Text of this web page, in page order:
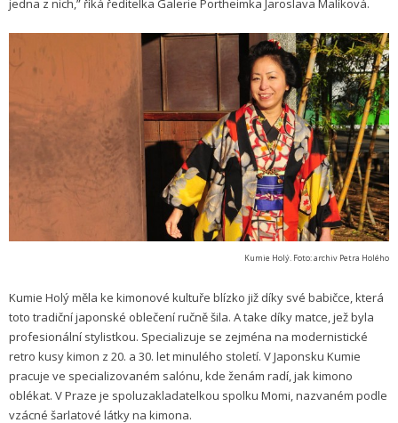
jedna z nich,” říká ředitelka Galerie Portheimka Jaroslava Malíková.
Kumie Holý. Foto: archiv Petra Holého
Kumie Holý měla ke kimonové kultuře blízko již díky své babičce, která
toto tradiční japonské oblečení ručně šila. A take díky matce, jež byla
profesionální stylistkou. Specializuje se zejména na modernistické
retro kusy kimon z 20. a 30. let minulého století. V Japonsku Kumie
pracuje ve specializovaném salónu, kde ženám radí, jak kimono
oblékat. V Praze je spoluzakladatelkou spolku Momi, nazvaném podle
vzácné šarlatové látky na kimona.